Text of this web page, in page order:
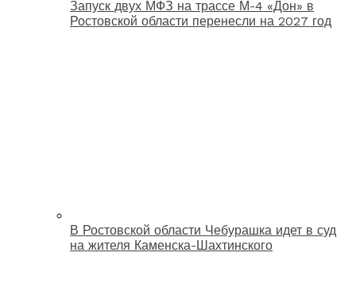
Запуск двух МФЗ на трассе М-4 «Дон» в
Ростовской области перенесли на 2027 год
В Ростовской области Чебурашка идет в суд
на жителя Каменска-Шахтинского